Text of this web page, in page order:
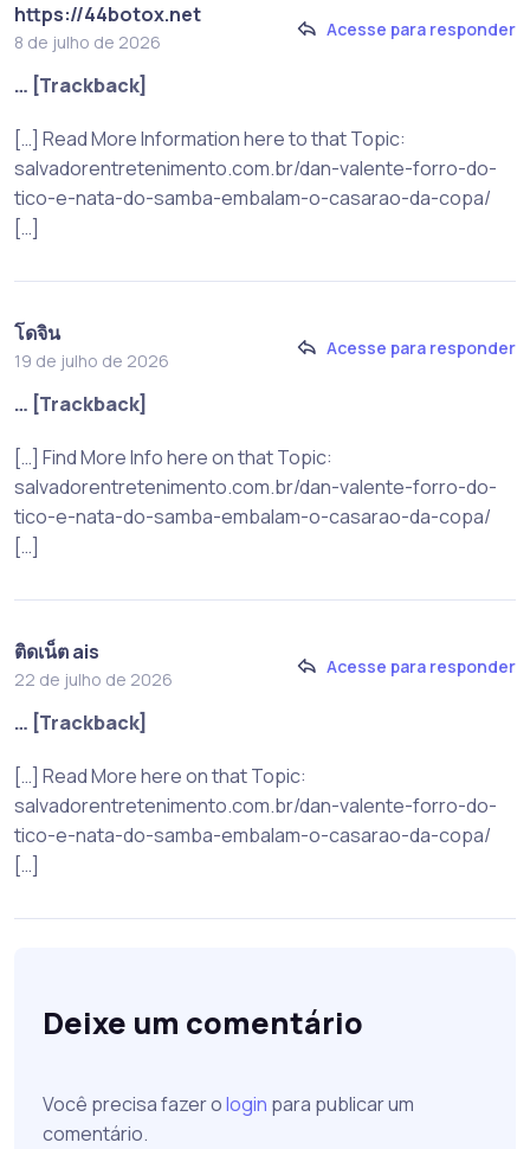
https://44botox.net
8 de julho de 2026
Acesse para responder
… [Trackback]
[…] Read More Information here to that Topic:
salvadorentretenimento.com.br/dan-valente-forro-do-
tico-e-nata-do-samba-embalam-o-casarao-da-copa/
[…]
โดจิน
19 de julho de 2026
Acesse para responder
… [Trackback]
[…] Find More Info here on that Topic:
salvadorentretenimento.com.br/dan-valente-forro-do-
tico-e-nata-do-samba-embalam-o-casarao-da-copa/
[…]
ติดเน็ต ais
22 de julho de 2026
Acesse para responder
… [Trackback]
[…] Read More here on that Topic:
salvadorentretenimento.com.br/dan-valente-forro-do-
tico-e-nata-do-samba-embalam-o-casarao-da-copa/
[…]
Deixe um comentário
Você precisa fazer ologin para publicar um
comentário.